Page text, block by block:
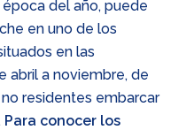
del año, puede
en uno de los
en las
abril a noviembre, de
residentes embarcar
Para conocer los